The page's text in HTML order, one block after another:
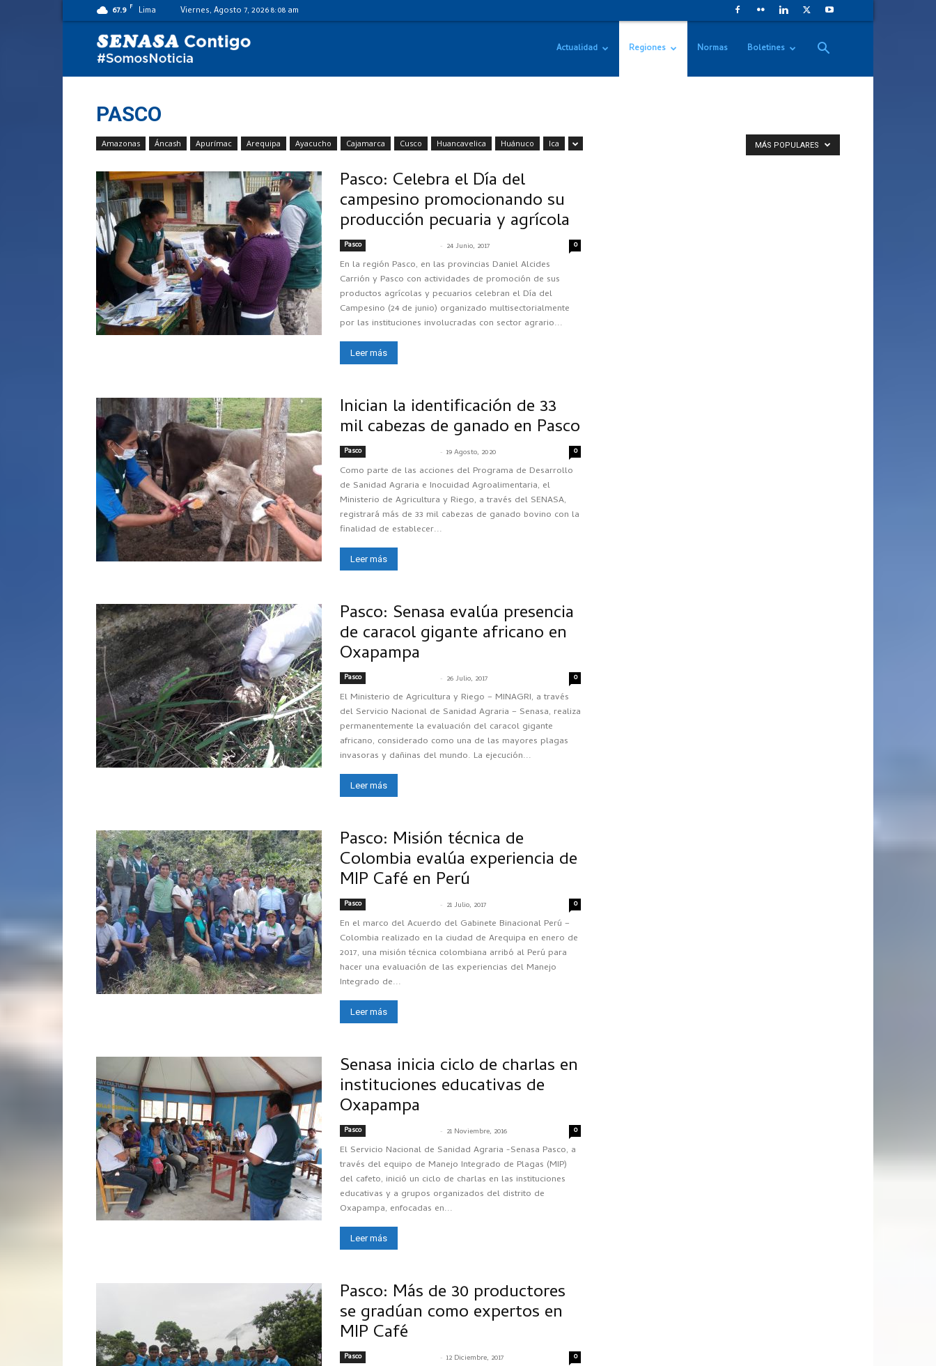
67.9 F Lima Viernes, Agosto 7, 2026 8:08 am
Actualidad Regiones Normas Boletines
PASCO
Amazonas Áncash Apurímac Arequipa Ayacucho Cajamarca Cusco Huancavelica Huánuco Ica MÁS POPULARES
Pasco: Celebra el Día del
campesino promocionando su
producción pecuaria y agrícola
Pasco - 24 Junio, 2017 0
En la región Pasco, en las provincias Daniel Alcides
Carrión y Pasco con actividades de promoción de sus
productos agrícolas y pecuarios celebran el Día del
Campesino (24 de junio) organizado multisectorialmente
por las instituciones involucradas con sector agrario...
Leer más
Inician la identificación de 33
mil cabezas de ganado en Pasco
Pasco - 19 Agosto, 2020 0
Como parte de las acciones del Programa de Desarrollo
de Sanidad Agraria e Inocuidad Agroalimentaria, el
Ministerio de Agricultura y Riego, a través del SENASA,
registrará más de 33 mil cabezas de ganado bovino con la
finalidad de establecer...
Leer más
Pasco: Senasa evalúa presencia
de caracol gigante africano en
Oxapampa
Pasco - 26 Julio, 2017 0
El Ministerio de Agricultura y Riego – MINAGRI, a través
del Servicio Nacional de Sanidad Agraria – Senasa, realiza
permanentemente la evaluación del caracol gigante
africano, considerado como una de las mayores plagas
invasoras y dañinas del mundo. La ejecución...
Leer más
Pasco: Misión técnica de
Colombia evalúa experiencia de
MIP Café en Perú
Pasco - 21 Julio, 2017 0
En el marco del Acuerdo del Gabinete Binacional Perú –
Colombia realizado en la ciudad de Arequipa en enero de
2017, una misión técnica colombiana arribó al Perú para
hacer una evaluación de las experiencias del Manejo
Integrado de...
Leer más
Senasa inicia ciclo de charlas en
instituciones educativas de
Oxapampa
Pasco - 21 Noviembre, 2016 0
El Servicio Nacional de Sanidad Agraria -Senasa Pasco, a
través del equipo de Manejo Integrado de Plagas (MIP)
del cafeto, inició un ciclo de charlas en las instituciones
educativas y a grupos organizados del distrito de
Oxapampa, enfocadas en...
Leer más
Pasco: Más de 30 productores
se gradúan como expertos en
MIP Café
Pasco - 12 Diciembre, 2017 0